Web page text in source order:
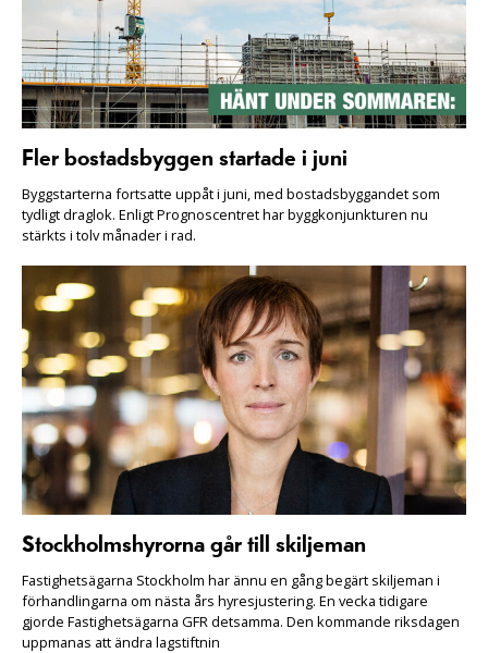
Fler bostadsbyggen startade i juni
Byggstarterna fortsatte uppåt i juni, med bostadsbyggandet som
tydligt draglok. Enligt Prognoscentret har byggkonjunkturen nu
stärkts i tolv månader i rad.
Stockholmshyrorna går till skiljeman
Fastighetsägarna Stockholm har ännu en gång begärt skiljeman i
förhandlingarna om nästa års hyresjustering. En vecka tidigare
gjorde Fastighetsägarna GFR detsamma. Den kommande riksdagen
uppmanas att ändra lagstiftnin